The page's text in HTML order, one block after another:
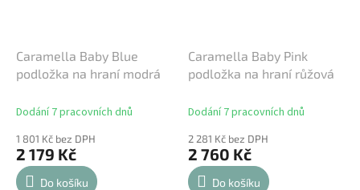
Caramella Baby Blue
podložka na hraní modrá
Dodání 7 pracovních dnů
1 801 Kč bez DPH
2 179 Kč
Do košíku
Caramella Baby Pink
podložka na hraní růžová
Dodání 7 pracovních dnů
2 281 Kč bez DPH
2 760 Kč
Do košíku